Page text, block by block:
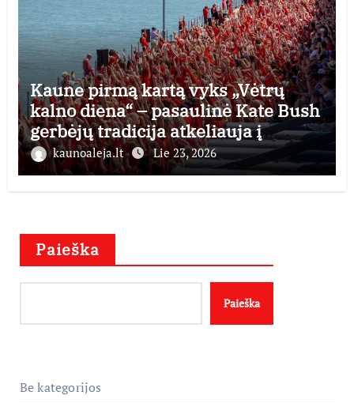
Kaune pirmą kartą vyks „Vėtrų
kalno diena“ – pasaulinė Kate Bush
gerbėjų tradicija atkeliauja į
Lietuvą
kaunoaleja.lt Lie 23, 2026
Paieška
Paieška
Be kategorijos